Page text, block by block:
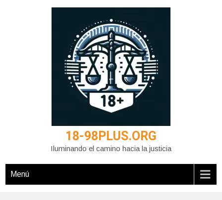
18-98PLUS.ORG
Iluminando el camino hacia la justicia
Menú